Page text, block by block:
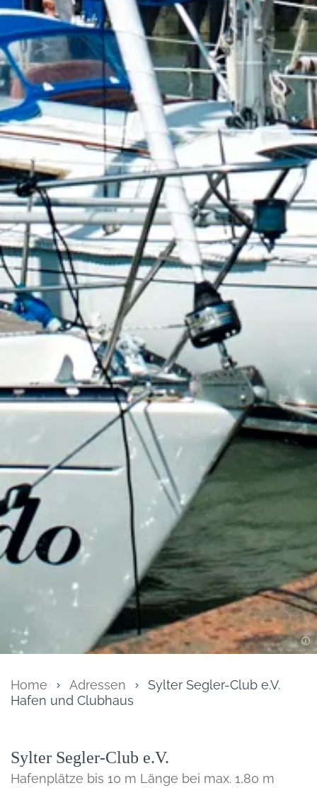
Home Adressen
Sylter Segler-Club e.V.
Hafen und Clubhaus
Inhalt
Sylter Segler-Club e.V.
Hafenplätze bis 10 m Länge bei max. 1,80 m